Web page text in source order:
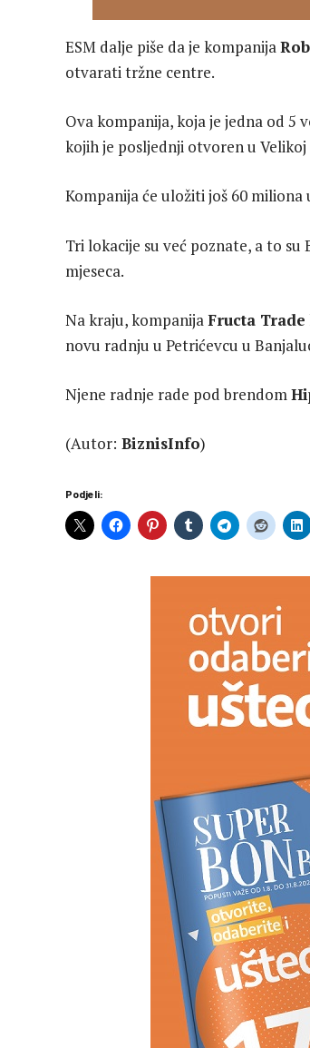
ESM dalje piše da je kompanija
otvarati tržne centre.
Ova kompanija, koja je jedna od
kojih je posljednji otvoren u Velikoj
Kompanija će uložiti još 60
Tri lokacije su već poznate, a to
mjeseca.
Na kraju, kompanijaFructa Trade
novu radnju u Petrićevcu u
Njene radnje rade pod brendom
(Autor: BiznisInfo)
Podjeli: